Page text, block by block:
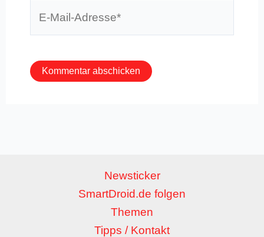
Newsticker
SmartDroid.de folgen
Themen
Tipps / Kontakt